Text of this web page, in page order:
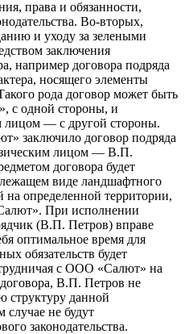
права и обязанности,
Во-вторых,
и уходу за зелеными
заключения
например договора подряда
носящего элементы
рода договор может быть
с одной стороны, и
— с другой стороны.
заключило договор подряда
лицом — В.П.
договора будет
виде ландшафтного
на определенной территории,
При исполнении
(В.П. Петров) вправе
оптимальное время для
обязательств будет
с ООО «Салют» на
В.П. Петров не
структуру данной
случае не будут
законодательства.